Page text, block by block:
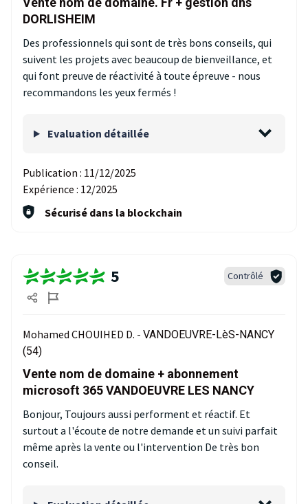
DORLISHEIM
Des professionnels qui sont de très bons conseils, qui
suivent les projets avec beaucoup de bienveillance, et
qui font preuve de réactivité à toute épreuve - nous
recommandons les yeux fermés !
Evaluation détaillée
Publication : 11/12/2025
Expérience : 12/2025
Sécurisé dans la blockchain
5 Contrôlé
Mohamed CHOUIHED D. - VANDOEUVRE-LèS-NANCY
(54)
Vente nom de domaine + abonnement
microsoft 365 VANDOEUVRE LES NANCY
Bonjour, Toujours aussi performent et réactif. Et
surtout a l'écoute de notre demande et un suivi parfait
même après la vente ou l'intervention De très bon
conseil.